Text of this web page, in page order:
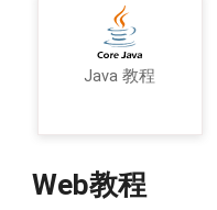
Java 教程
Web教程